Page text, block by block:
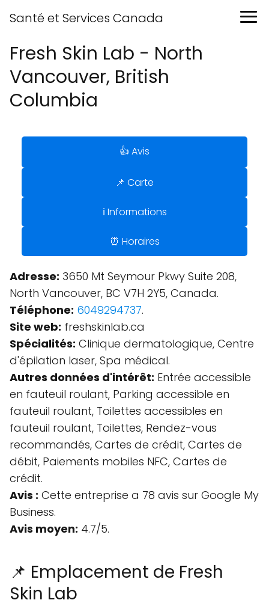
Santé et Services Canada
Fresh Skin Lab - North
Vancouver, British
Columbia
👍 Avis
📌 Carte
ℹ️ Informations
⏰ Horaires
Adresse: 3650 Mt Seymour Pkwy Suite 208,
North Vancouver, BC V7H 2Y5, Canada.
Téléphone: 6049294737.
Site web: freshskinlab.ca
Spécialités: Clinique dermatologique, Centre
d'épilation laser, Spa médical.
Autres données d'intérêt: Entrée accessible
en fauteuil roulant, Parking accessible en
fauteuil roulant, Toilettes accessibles en
fauteuil roulant, Toilettes, Rendez-vous
recommandés, Cartes de crédit, Cartes de
débit, Paiements mobiles NFC, Cartes de
crédit.
Avis : Cette entreprise a 78 avis sur Google My
Business.
Avis moyen: 4.7/5.
📌 Emplacement de Fresh
Skin Lab